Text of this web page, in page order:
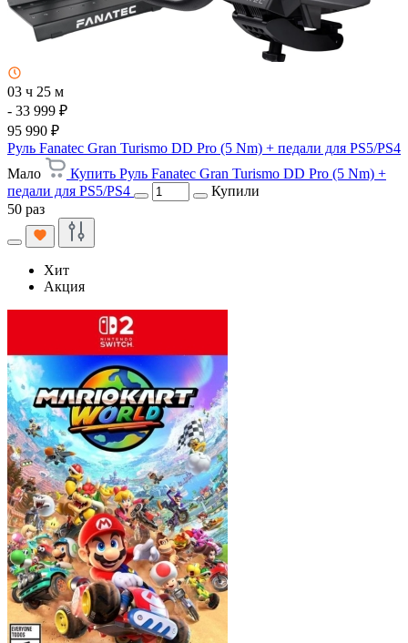
03 ч 25 м
- 33 999 ₽
95 990 ₽
Руль Fanatec Gran Turismo DD Pro (5 Nm) + педали для PS5/PS4
Мало
Купить Руль Fanatec Gran Turismo DD Pro (5 Nm) +
педали для PS5/PS4
Купили
50 раз
Хит
Акция